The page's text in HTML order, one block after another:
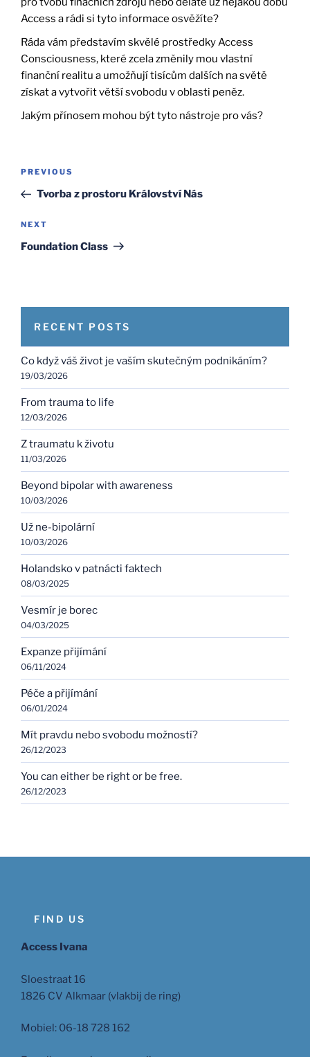
Access a rádi si tyto informace osvěžíte?
Ráda vám představím skvělé prostředky Access
Consciousness, které zcela změnily mou vlastní
finanční realitu a umožňují tisícům dalších na světě
získat a vytvořit větší svobodu v oblasti peněz.
Jakým přínosem mohou být tyto nástroje pro vás?
Post
Previous
Post
PREVIOUS
Tvorba z prostoru Království Nás
Next
Post
NEXT
Foundation Class
RECENT POSTS
Co když váš život je vaším skutečným podnikáním?
19/03/2026
From trauma to life
12/03/2026
Z traumatu k životu
11/03/2026
Beyond bipolar with awareness
10/03/2026
Už ne-bipolární
10/03/2026
Holandsko v patnácti faktech
08/03/2025
Vesmír je borec
04/03/2025
Expanze přijímání
06/11/2024
Péče a přijímání
06/01/2024
Mít pravdu nebo svobodu možností?
26/12/2023
You can either be right or be free.
26/12/2023
FIND US
Access Ivana
Sloestraat 16
1826 CV Alkmaar (vlakbij de ring)
Mobiel: 06-18 728 162